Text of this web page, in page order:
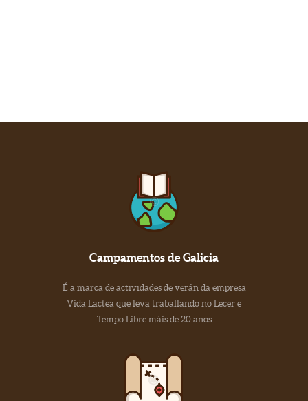
Campamentos de Galicia
É a marca de actividades de verán da empresa
Vida Lactea que leva traballando no Lecer e
Tempo Libre máis de 20 anos